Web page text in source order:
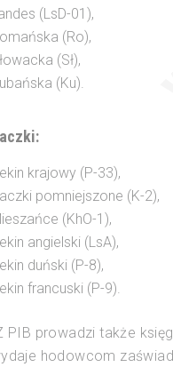
(LsD-01),
(Ro),
(Sł),
(Ku).
krajowy (P-33),
pomniejszone (K-2),
(KhO-1),
angielski (LsA),
duński (P-8),
francuski (P-9).
PIB prowadzi także
hodowcom